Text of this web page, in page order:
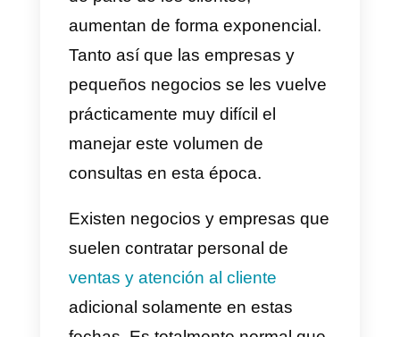
comerciantes de generar
muchas ventase incrementar
facturación finalizando el año. En
el 2022 las personas se han
adaptado enormemente a la
físicamente como digitalmente.
Esto nos indica que las consultas
y dudas por productos y